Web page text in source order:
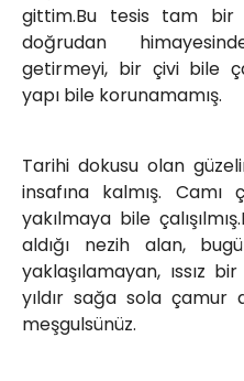
gittim.Bu tesis tam bir
doğrudan
getirmeyi, bir çivi bile
yapı bile korunamamış.
Tarihi dokusu olan
insafına kalmış.
yakılmaya bile
aldığı nezih alan,
yaklaşılamayan, ıssız
yıldır sağa sola
meşgulsünüz.